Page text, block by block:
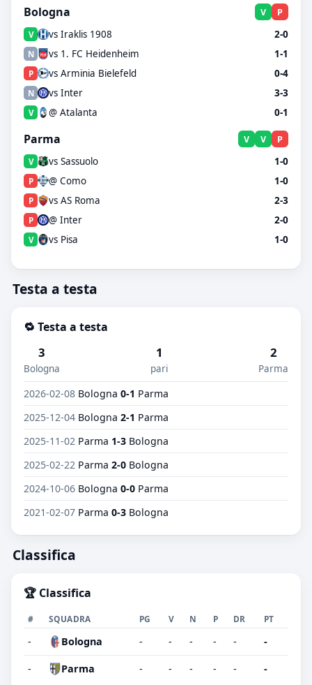
Bologna
V P
V vs Iraklis 1908 2-0
N vs 1. FC Heidenheim 1-1
P vs Arminia Bielefeld 0-4
N vs Inter 3-3
V @ Atalanta 0-1
Parma V V P
V vs Sassuolo 1-0
P @ Como 1-0
P vs AS Roma 2-3
P @ Inter 2-0
V vs Pisa 1-0
Testa a testa
🔁 Testa a testa
3
Bologna
1
pari
2
Parma
2026-02-08 Bologna 0-1 Parma
2025-12-04 Bologna 2-1 Parma
2025-11-02 Parma 1-3 Bologna
2025-02-22 Parma 2-0 Bologna
2024-10-06 Bologna 0-0 Parma
2021-02-07 Parma 0-3 Bologna
Classifica
🏆 Classifica
# SQUADRA PG V N P DR PT
- Bologna - - - - - -
- Parma - - - - - -